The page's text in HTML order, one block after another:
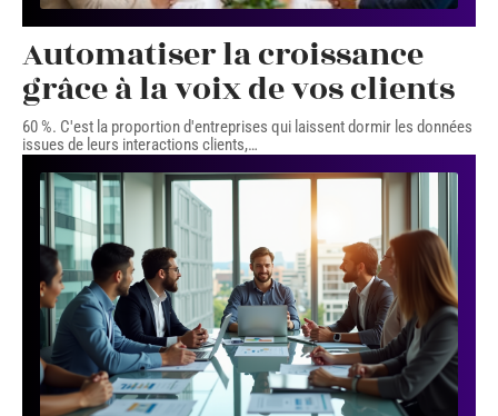
Automatiser la croissance
grâce à la voix de vos clients
60 %. C'est la proportion d'entreprises qui laissent dormir les données
issues de leurs interactions clients,…